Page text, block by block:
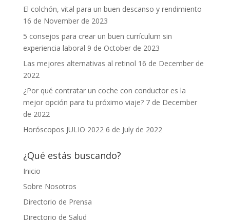
El colchón, vital para un buen descanso y rendimiento
16 de November de 2023
5 consejos para crear un buen currículum sin
experiencia laboral 9 de October de 2023
Las mejores alternativas al retinol 16 de December de
2022
¿Por qué contratar un coche con conductor es la
mejor opción para tu próximo viaje? 7 de December
de 2022
Horóscopos JULIO 2022 6 de July de 2022
¿Qué estás buscando?
Inicio
Sobre Nosotros
Directorio de Prensa
Directorio de Salud